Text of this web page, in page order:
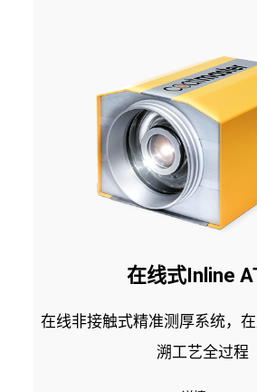
在线式Inline
在线非接触式精准测厚系统，
溯工艺全过程